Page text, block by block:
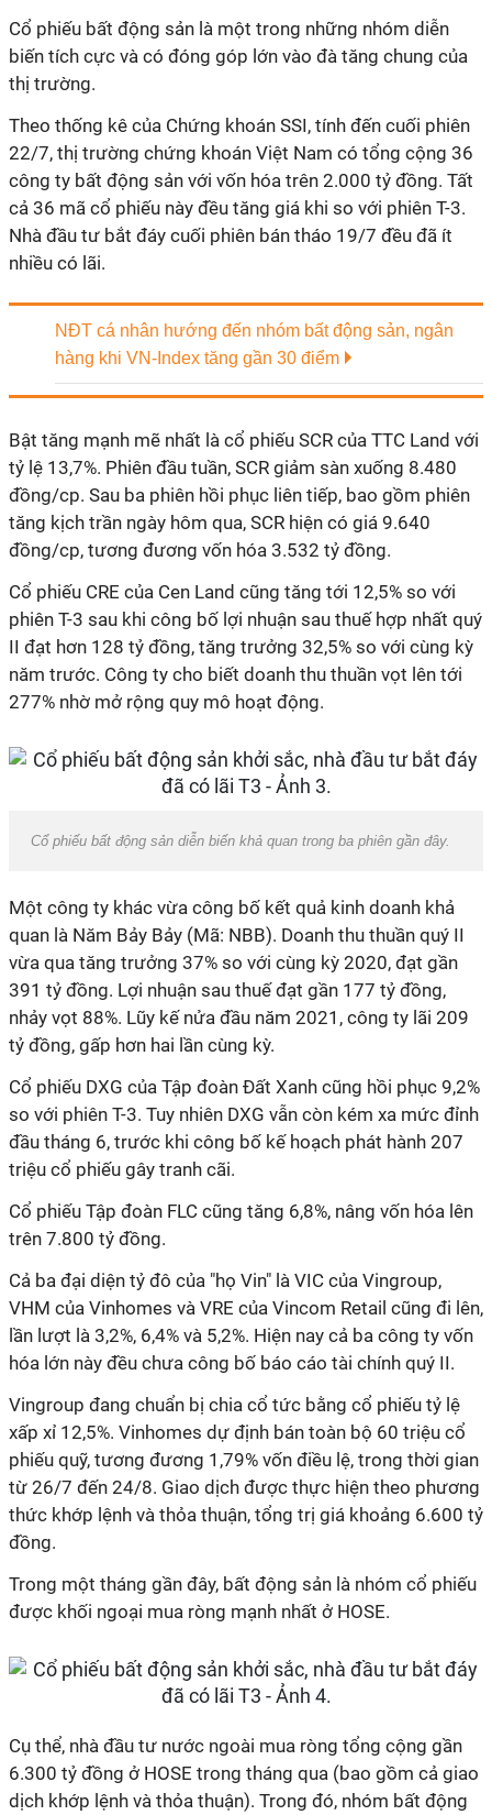
Cổ phiếu bất động sản là một trong những nhóm diễn
biến tích cực và có đóng góp lớn vào đà tăng chung của
thị trường.
Theo thống kê của Chứng khoán SSI, tính đến cuối phiên
22/7, thị trường chứng khoán Việt Nam có tổng cộng 36
công ty bất động sản với vốn hóa trên 2.000 tỷ đồng. Tất
cả 36 mã cổ phiếu này đều tăng giá khi so với phiên T-3.
Nhà đầu tư bắt đáy cuối phiên bán tháo 19/7 đều đã ít
nhiều có lãi.
NĐT cá nhân hướng đến nhóm bất động sản, ngân
hàng khi VN-Index tăng gần 30 điểm
Bật tăng mạnh mẽ nhất là cổ phiếu SCR của TTC Land với
tỷ lệ 13,7%. Phiên đầu tuần, SCR giảm sàn xuống 8.480
đồng/cp. Sau ba phiên hồi phục liên tiếp, bao gồm phiên
tăng kịch trần ngày hôm qua, SCR hiện có giá 9.640
đồng/cp, tương đương vốn hóa 3.532 tỷ đồng.
Cổ phiếu CRE của Cen Land cũng tăng tới 12,5% so với
phiên T-3 sau khi công bố lợi nhuận sau thuế hợp nhất quý
II đạt hơn 128 tỷ đồng, tăng trưởng 32,5% so với cùng kỳ
năm trước. Công ty cho biết doanh thu thuần vọt lên tới
277% nhờ mở rộng quy mô hoạt động.
Cổ phiếu bất động sản diễn biến khả quan trong ba phiên gần đây.
Một công ty khác vừa công bố kết quả kinh doanh khả
quan là Năm Bảy Bảy (Mã: NBB). Doanh thu thuần quý II
vừa qua tăng trưởng 37% so với cùng kỳ 2020, đạt gần
391 tỷ đồng. Lợi nhuận sau thuế đạt gần 177 tỷ đồng,
nhảy vọt 88%. Lũy kế nửa đầu năm 2021, công ty lãi 209
tỷ đồng, gấp hơn hai lần cùng kỳ.
Cổ phiếu DXG của Tập đoàn Đất Xanh cũng hồi phục 9,2%
so với phiên T-3. Tuy nhiên DXG vẫn còn kém xa mức đỉnh
đầu tháng 6, trước khi công bố kế hoạch phát hành 207
triệu cổ phiếu gây tranh cãi.
Cổ phiếu Tập đoàn FLC cũng tăng 6,8%, nâng vốn hóa lên
trên 7.800 tỷ đồng.
Cả ba đại diện tỷ đô của "họ Vin" là VIC của Vingroup,
VHM của Vinhomes và VRE của Vincom Retail cũng đi lên,
lần lượt là 3,2%, 6,4% và 5,2%. Hiện nay cả ba công ty vốn
hóa lớn này đều chưa công bố báo cáo tài chính quý II.
Vingroup đang chuẩn bị chia cổ tức bằng cổ phiếu tỷ lệ
xấp xỉ 12,5%. Vinhomes dự định bán toàn bộ 60 triệu cổ
phiếu quỹ, tương đương 1,79% vốn điều lệ, trong thời gian
từ 26/7 đến 24/8. Giao dịch được thực hiện theo phương
thức khớp lệnh và thỏa thuận, tổng trị giá khoảng 6.600 tỷ
đồng.
Trong một tháng gần đây, bất động sản là nhóm cổ phiếu
được khối ngoại mua ròng mạnh nhất ở HOSE.
Cụ thể, nhà đầu tư nước ngoài mua ròng tổng cộng gần
6.300 tỷ đồng ở HOSE trong tháng qua (bao gồm cả giao
dịch khớp lệnh và thỏa thuận). Trong đó, nhóm bất động